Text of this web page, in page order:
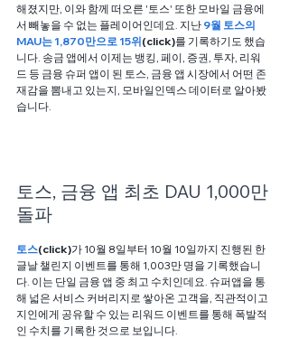
해졌지만, 이와 함께 떠오른 '토스' 또한 모바일 금융에
서 빼놓을 수 없는 플레이어인데요. 지난 9월 토스의
MAU는 1,870만으로 15위(click)를 기록하기도 했습
니다. 송금 앱에서 이제는 뱅킹, 페이, 증권, 투자, 리워
드 등 금융 슈퍼 앱이 된 토스, 금융 앱 시장에서 어떤 존
재감을 뽐내고 있는지, 모바일인덱스 데이터로 알아봤
습니다.
토스, 금융 앱 최초 DAU 1,000만
돌파
토스(click)가 10월 8일부터 10월 10일까지 진행된 한
글날 챌린지 이벤트를 통해 1,003만 명을 기록했습니
다. 이는 단일 금융 앱 중 최고 수치인데요. 슈퍼앱을 통
해 넓은 서비스 커버리지로 쌓아온 고객을, 직관적이고
지인에게 공유할 수 있는 리워드 이벤트를 통해 폭발적
인 수치를 기록한 것으로 보입니다.